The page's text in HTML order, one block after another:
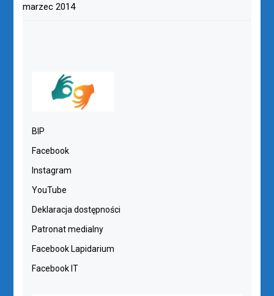
marzec 2014
BIP
Facebook
Instagram
YouTube
Deklaracja dostępności
Patronat medialny
Facebook Lapidarium
Facebook IT